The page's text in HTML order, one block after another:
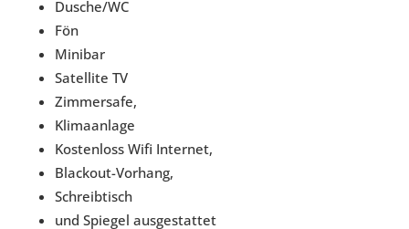
Dusche/WC
Fön
Minibar
Satellite TV
Zimmersafe,
Klimaanlage
Kostenloss Wifi Internet,
Blackout-Vorhang,
Schreibtisch
und Spiegel ausgestattet